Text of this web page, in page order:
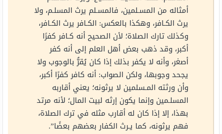
أمثاله من المسـلمين، فالمسـلم يرث المسلـم، ولا
يرث الكـافر، وهكذا بالعكس: الكـافر يرث الكـافر،
وكذلك تارك الصلاة؛ لأن الصحيح أنه كـافر كفرًا
أكبر، وقد ذهب بعض أهل العلم إلى أنه كفر
أصغر، وأنه لا يكفر بذلك إذا كان يُقرُّ بالوجوب ولا
يجحد وجوبها، ولكن الصواب: أنه كافر كفرًا أكبر،
وأن ورثته المـسلمين لا يرثونه؛ يعني أقاربه
المسلـمين وإنما يكون إرثه لبيت المال؛ لأنه مرتد
بهذا، إلا إذا كان له أقارب مثله في ترك الصلاة،
فهم يرثونه، كما يـرث الكفار بعضهم بعضًا”.